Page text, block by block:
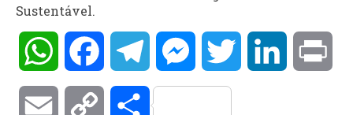
Sustentável.
WhatsAppFacebookTelegramMessengerTwitter LinkedIn
Email Copy Compartilhar